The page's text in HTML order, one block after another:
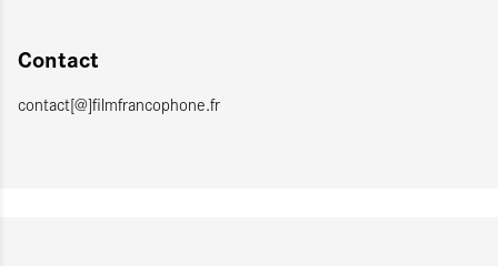
Contact
contact[@]filmfrancophone.fr